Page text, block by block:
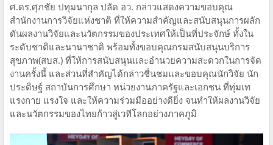
ศ.ดร.ศุภชัย ปทุมนากุล ปลัด อว. กล่าวแสดงความขอบคุณ
สำนักงานการวิจัยแห่งชาติ ที่ให้ความสำคัญและสนับสนุนการผลัก
ดันผลงานวิจัยและนวัตกรรมของประเทศให้เป็นที่ประจักษ์ ทั้งใน
ระดับชาติและนานาชาติ พร้อมทั้งขอบคุณกรมสนับสนุนบริการ
สุขภาพ(สบส.) ที่ให้การสนับสนุนและอำนวยความสะดวกในการจัด
งานครั้งนี้ และส่วนที่สำคัญได้กล่าวชื่นชมและขอบคุณนักวิจัย นัก
ประดิษฐ์ สถาบันการศึกษา หน่วยงานภาครัฐและเอกชน ที่ทุ่มเท
แรงกาย แรงใจ และให้ความร่วมมืออย่างดียิ่ง จนทำให้ผลงานวิจัย
และนวัตกรรมของไทยก้าวสู่เวทีโลกอย่างภาคภูมิ